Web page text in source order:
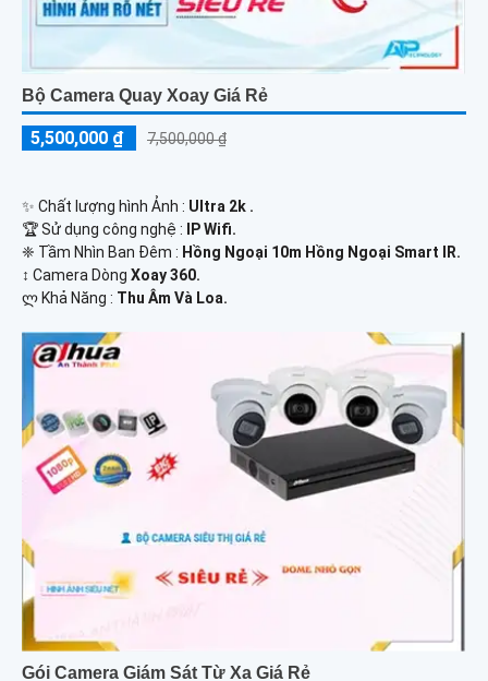
Bộ Camera Quay Xoay Giá Rẻ
5,500,000 ₫ 7,500,000 ₫
✨ Chất lượng hình Ảnh : Ultra 2k .
🏆 Sử dụng công nghệ :
IP Wifi.
❈ Tầm Nhìn Ban Đêm : Hồng Ngoại 10m Hồng Ngoại Smart IR.
↕️ Camera Dòng Xoay 360.
️ლ Khả Năng : Thu Âm Và Loa.
Gói Camera Giám Sát Từ Xa Giá Rẻ